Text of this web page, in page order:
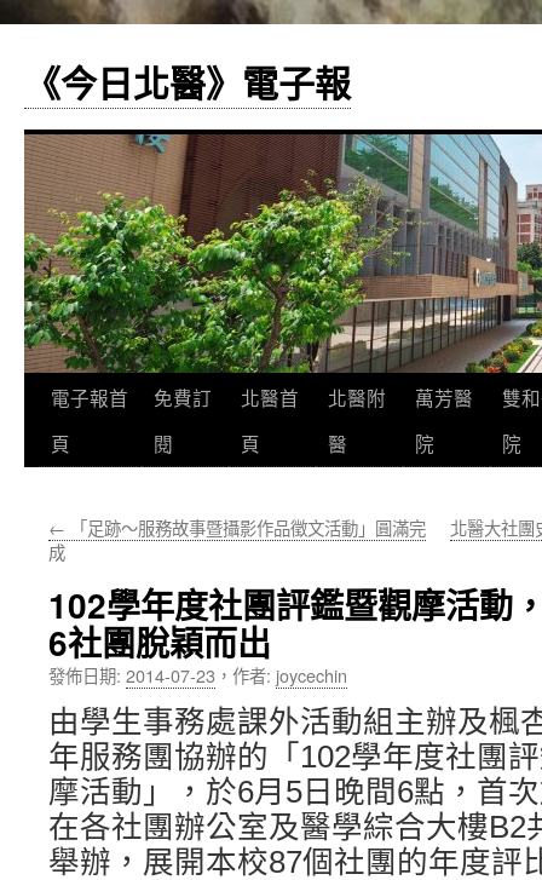
《今日北醫》電子報
跳
至
要
容
電子報首
頁
免費訂
閱
北醫首
頁
北醫附
醫
萬芳醫
院
雙
院
← 「足跡～服務故事暨攝影作品徵文活動」圓滿完
成
北醫大社團
102學年度社團評鑑暨觀摩活動
6社團脫穎而出
發佈日期: 2014-07-23 ， 作者: joycechin
由學生事務處課外活動組主辦及楓
年服務團協辦的「102學年度社團
摩活動」，於6月5日晚間6點，首
在各社團辦公室及醫學綜合大樓B2
舉辦，展開本校87個社團的年度評